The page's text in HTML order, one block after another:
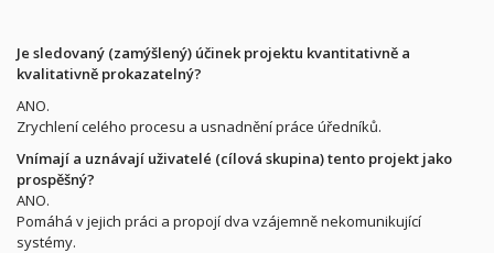
Je sledovaný (zamýšlený) účinek projektu kvantitativně a
kvalitativně prokazatelný?
ANO.
Zrychlení celého procesu a usnadnění práce úředníků.
Vnímají a uznávají uživatelé (cílová skupina) tento projekt jako
prospěšný?
ANO.
Pomáhá v jejich práci a propojí dva vzájemně nekomunikující
systémy.